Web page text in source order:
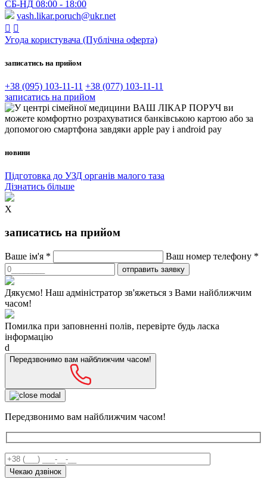
СБ-НД 08:00 - 18:00
vash.likar.poruch@ukr.net
 
Угода користувача (Публічна оферта)
записатись на прийом
+38 (095) 103-11-11 +38 (077) 103-11-11
записатись на прийом
новини
Підготовка до УЗД органів малого таза
Дізнатись більше
X
записатись на прийом
Ваше ім'я * Ваш номер телефону *
Дякуємо! Наш адміністратор зв'яжеться з Вами найближчим
часом!
Помилка при заповненні полів, перевірте будь ласка
інформацію
d
Передзвонимо вам найближчим часом!
Передзвонимо вам найближчим часом!